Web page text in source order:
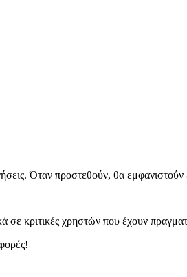
Όταν προστεθούν, θα
σε κριτικές χρηστών που έχουν